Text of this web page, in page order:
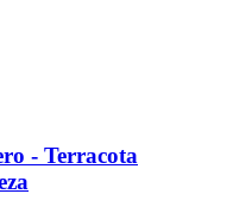
-​ Terracota